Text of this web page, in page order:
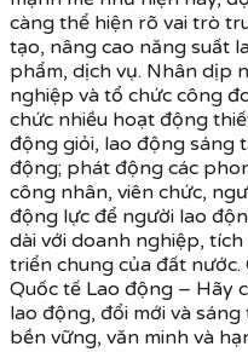
càng thể hiện rõ vai trò
tạo, nâng cao năng suất
phẩm, dịch vụ. Nhân dịp
nghiệp và tổ chức công
chức nhiều hoạt động
động giỏi, lao động sáng
động; phát động các
công nhân, viên chức,
động lực để người lao
dài với doanh nghiệp,
triển chung của đất
Quốc tế Lao động – Hãy
lao động, đổi mới và
bền vững, văn minh và